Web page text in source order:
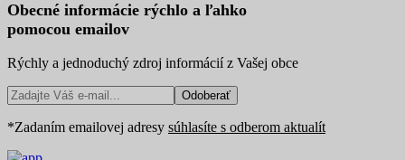
Obecné informácie rýchlo a ľahko
pomocou emailov
Rýchly a jednoduchý zdroj informácií z Vašej obce
Odoberať
*Zadaním emailovej adresy súhlasíte s odberom aktualít